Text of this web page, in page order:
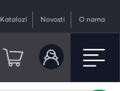
Katalozi Novosti O nama